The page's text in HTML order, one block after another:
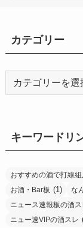
カテゴリー
ーキーワードリ
おすすめの酒で打線
お酒・Bar板 (1) な
ニュース速報板の酒ス
ニュー速VIPの酒スレ